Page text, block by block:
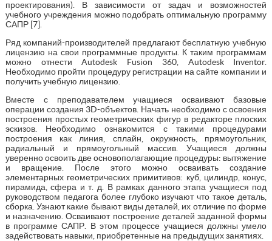
проектирования). В зависимости от задач и возможностей
учебного учреждения можно подобрать оптимальную программу
САПР [7].
Ряд компаний-производителей предлагают бесплатную учебную
лицензию на свои программные продукты. К таким программам
можно отнести Autodesk Fusion 360, Autodesk Inventor.
Необходимо пройти процедуру регистрации на сайте компании и
получить учебную лицензию.
Вместе с преподавателем учащиеся осваивают базовые
операции создания 3D-объектов. Начать необходимо с освоения
построения простых геометрических фигур в редакторе плоских
эскизов. Необходимо ознакомится с такими процедурами
построения как линия, сплайн, окружность, прямоугольник,
радиальный и прямоугольный массив. Учащиеся должны
уверенно освоить две основополагающие процедуры: вытяжение
и вращение. После этого можно осваивать создание
элементарных геометрических примитивов: куб, цилиндр, конус,
пирамида, сфера и т. д. В рамках данного этапа учащиеся под
руководством педагога более глубоко изучают что такое деталь,
сборка. Узнают какие бывают виды деталей, их отличие по форме
и назначению. Осваивают построение деталей заданной формы
в программе САПР. В этом процессе учащиеся должны умело
задействовать навыки, приобретенные на предыдущих занятиях.